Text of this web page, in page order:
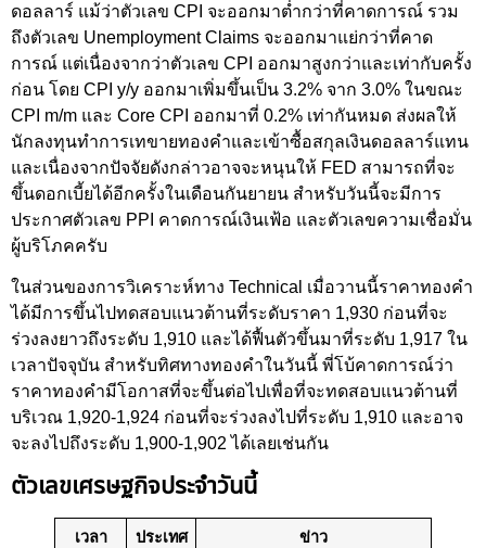
ดอลลาร์ แม้ว่าตัวเลข CPI จะออกมาต่ำกว่าที่คาดการณ์ รวม
ถึงตัวเลข Unemployment Claims จะออกมาแย่กว่าที่คาด
การณ์ แต่เนื่องจากว่าตัวเลข CPI ออกมาสูงกว่าและเท่ากับครั้ง
ก่อน โดย CPI y/y ออกมาเพิ่มขึ้นเป็น 3.2% จาก 3.0% ในขณะ
CPI m/m และ Core CPI ออกมาที่ 0.2% เท่ากันหมด ส่งผลให้
นักลงทุนทำการเทขายทองคำและเข้าซื้อสกุลเงินดอลลาร์แทน
และเนื่องจากปัจจัยดังกล่าวอาจจะหนุนให้ FED สามารถที่จะ
ขึ้นดอกเบี้ยได้อีกครั้งในเดือนกันยายน สำหรับวันนี้จะมีการ
ประกาศตัวเลข PPI คาดการณ์เงินเฟ้อ และตัวเลขความเชื่อมั่น
ผู้บริโภคครับ
ในส่วนของการวิเคราะห์ทาง Technical เมื่อวานนี้ราคาทองคำ
ได้มีการขึ้นไปทดสอบแนวต้านที่ระดับราคา 1,930 ก่อนที่จะ
ร่วงลงยาวถึงระดับ 1,910 และได้ฟื้นตัวขึ้นมาที่ระดับ 1,917 ใน
เวลาปัจจุบัน สำหรับทิศทางทองคำในวันนี้ พี่โบ้คาดการณ์ว่า
ราคาทองคำมีโอกาสที่จะขึ้นต่อไปเพื่อที่จะทดสอบแนวต้านที่
บริเวณ 1,920-1,924 ก่อนที่จะร่วงลงไปที่ระดับ 1,910 และอาจ
จะลงไปถึงระดับ 1,900-1,902 ได้เลยเช่นกัน
ตัวเลขเศรษฐกิจประจำวันนี้
เวลา ประเทศ ข่าว